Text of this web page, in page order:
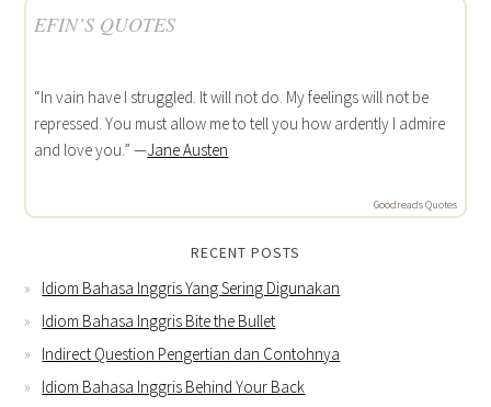
EFIN’S QUOTES
“In vain have I struggled. It will not do. My feelings will not be
repressed. You must allow me to tell you how ardently I admire
and love you.” —Jane Austen
Goodreads Quotes
RECENT POSTS
Idiom Bahasa Inggris Yang Sering Digunakan
Idiom Bahasa Inggris Bite the Bullet
Indirect Question Pengertian dan Contohnya
Idiom Bahasa Inggris Behind Your Back